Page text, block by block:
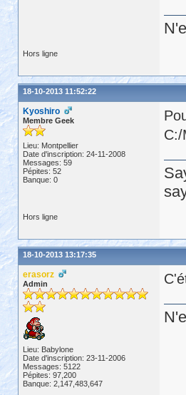
Hors ligne
18-10-2013 11:52:22
Kyoshiro
Membre Geek
Lieu: Montpellier
Date d'inscription: 24-11-2008
Messages: 59
Pépites: 52
Banque: 0
Hors ligne
18-10-2013 13:17:35
erasorz
Admin
Lieu: Babylone
Date d'inscription: 23-11-2006
Messages: 5122
Pépites: 97,200
Banque: 2,147,483,647